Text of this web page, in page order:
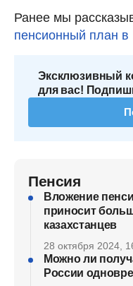
Ранее мы
пенсионный план в
Эксклюзивный
для вас!
Пенсия
Вложение
приносит
казахстанцев
28 октября 2024,
Можно ли
России